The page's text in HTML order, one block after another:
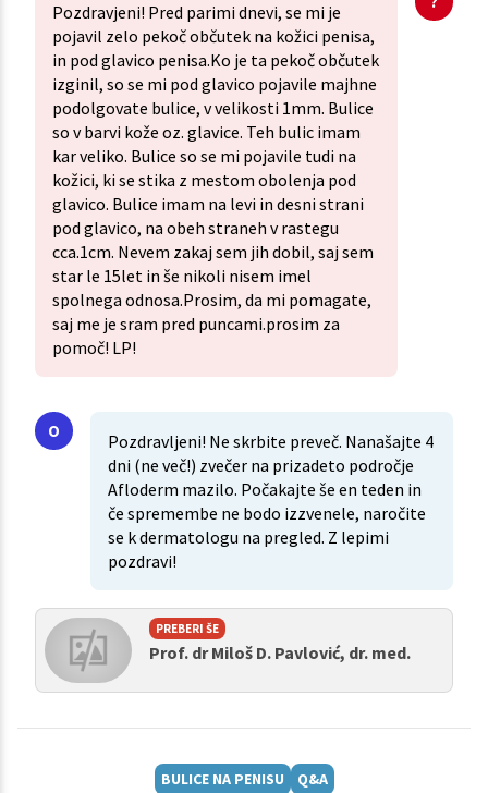
Pozdravjeni! Pred parimi dnevi, se mi je
pojavil zelo pekoč občutek na kožici penisa,
in pod glavico penisa.Ko je ta pekoč občutek
izginil, so se mi pod glavico pojavile majhne
podolgovate bulice, v velikosti 1mm. Bulice
so v barvi kože oz. glavice. Teh bulic imam
kar veliko. Bulice so se mi pojavile tudi na
kožici, ki se stika z mestom obolenja pod
glavico. Bulice imam na levi in desni strani
pod glavico, na obeh straneh v rastegu
cca.1cm. Nevem zakaj sem jih dobil, saj sem
star le 15let in še nikoli nisem imel
spolnega odnosa.Prosim, da mi pomagate,
saj me je sram pred puncami.prosim za
pomoč! LP!
Pozdravljeni! Ne skrbite preveč. Nanašajte 4
dni (ne več!) zvečer na prizadeto področje
Afloderm mazilo. Počakajte še en teden in
če spremembe ne bodo izzvenele, naročite
se k dermatologu na pregled. Z lepimi
pozdravi!
PREBERI ŠE
Prof. dr Miloš D. Pavlović, dr. med.
BULICE NA PENISU Q&A